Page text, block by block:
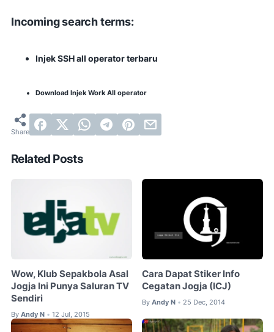
Incoming search terms:
Injek SSH all operator terbaru
Download Injek Work All operator
Related Posts
Wow, Klub Sepakbola Asal
Jogja Ini Punya Saluran TV
Sendiri
By Andy N • 12 Jul, 2015
Cara Dapat Stiker Info
Cegatan Jogja (ICJ)
By Andy N • 25 Dec, 2014